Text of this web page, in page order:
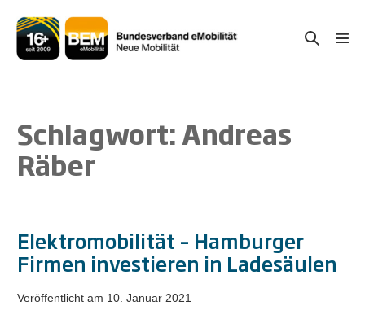
Inhalt
springen
Suche-
Schlagwort:Andreas
Räber
Elektromobilität – Hamburger
Firmen investieren in Ladesäulen
Veröffentlicht am 10. Januar 2021